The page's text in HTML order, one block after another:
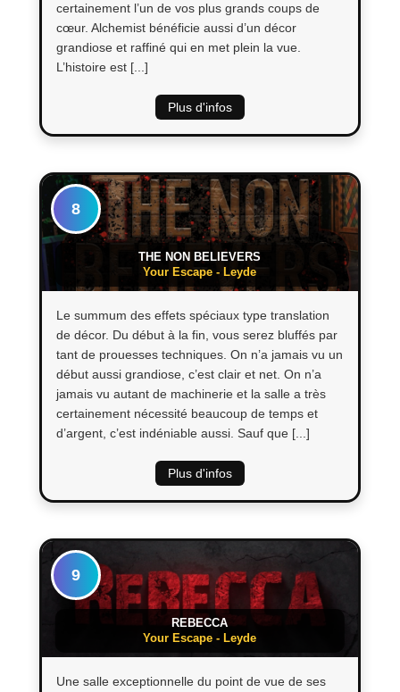
certainement l’un de vos plus grands coups de
cœur. Alchemist bénéficie aussi d’un décor
grandiose et raffiné qui en met plein la vue.
L’histoire est [...]
Plus d'infos
8
THE NON BELIEVERS
Your Escape - Leyde
Le summum des effets spéciaux type translation
de décor. Du début à la fin, vous serez bluffés par
tant de prouesses techniques. On n’a jamais vu un
début aussi grandiose, c’est clair et net. On n’a
jamais vu autant de machinerie et la salle a très
certainement nécessité beaucoup de temps et
d’argent, c’est indéniable aussi. Sauf que [...]
Plus d'infos
9
REBECCA
Your Escape - Leyde
Une salle exceptionnelle du point de vue de ses